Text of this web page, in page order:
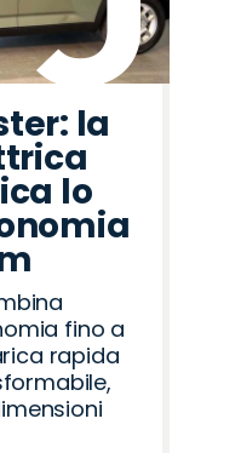
la
lo
fino a
rapida